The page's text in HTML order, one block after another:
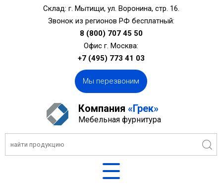
Склад: г. Мытищи, ул. Воронина, стр. 16.
Звонок из регионов РФ бесплатный:
8 (800) 707 45 50
Офис г. Москва:
+7 (495) 773 41 03
Мы перезвоним
Компания «Грек»
Мебельная фурнитура